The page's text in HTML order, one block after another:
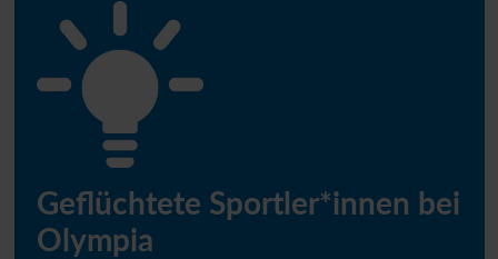
Geflüchtete Sportler*innen bei
Olympia